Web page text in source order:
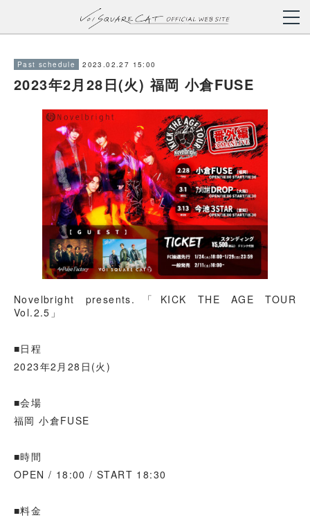
Past schedule 2023.02.27 15:00
2023年2月28日(火) 福岡 小倉FUSE
Novelbright presents.「KICK THE AGE TOUR
Vol.2.5」
■日程
2023年2月28日(火)
■会場
福岡 小倉FUSE
■時間
OPEN / 18:00 / START 18:30
■料金